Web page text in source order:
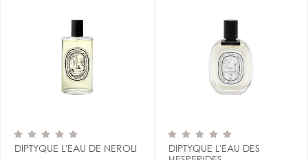
DIPTYQUE L'EAU DE NEROLI
DIPTYQUE L'EAU DES